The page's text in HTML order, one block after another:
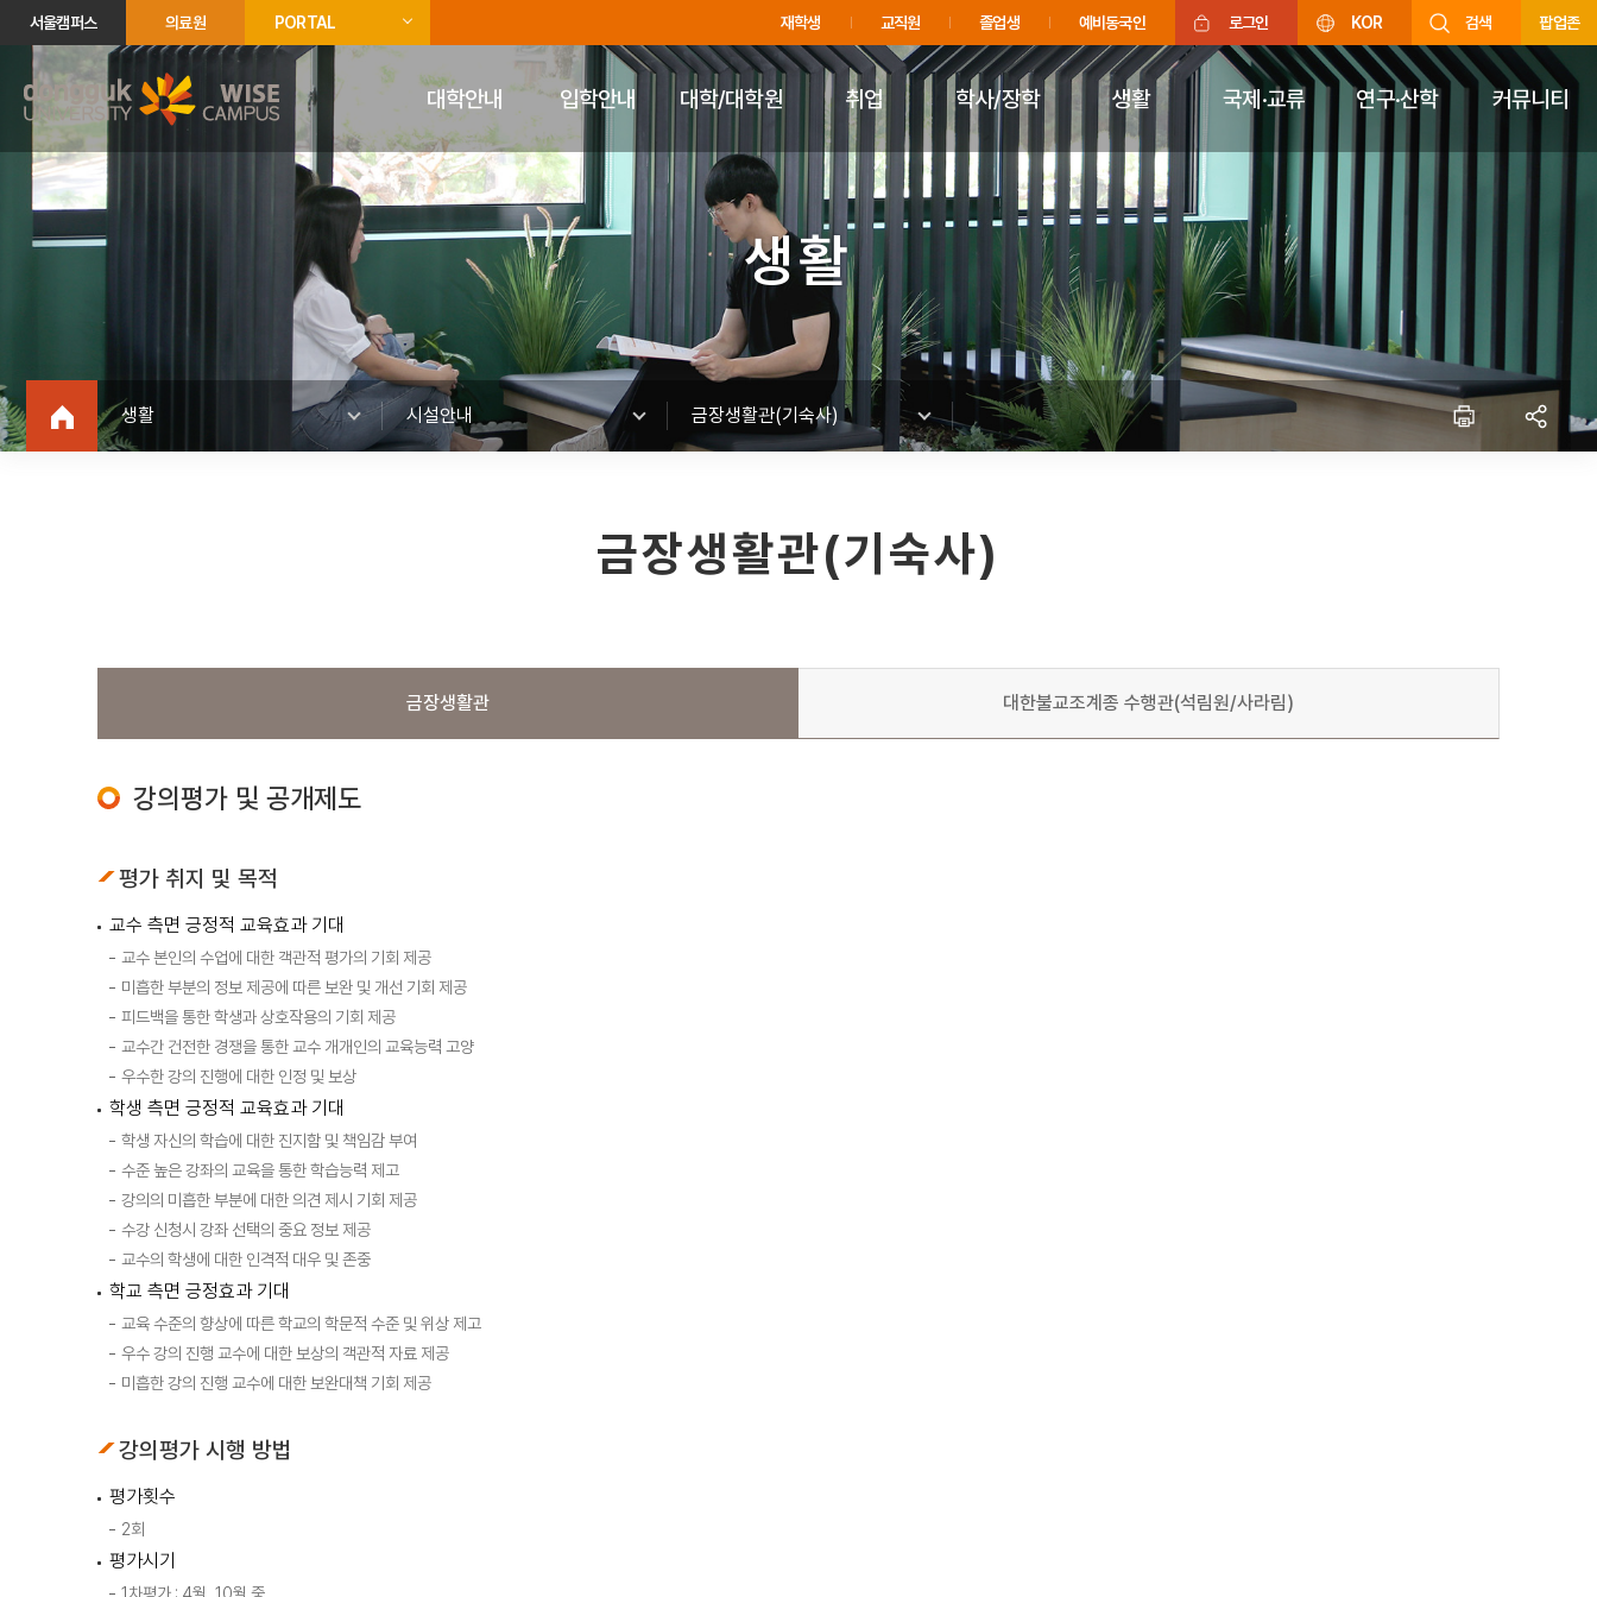
주메뉴 바로가기
푸터 바로가기
서울캠퍼스 의료원 PORTAL 재학생 교직원 졸업생 예비동국인 로그인 KOR 검색 팝업존
대학안내 입학안내 대학/대학원 취업 학사/장학 생활 국제·교류 연구·산학 커뮤니티
생활
생활 시설안내 금장생활관(기숙사)
금장생활관(기숙사)
금장생활관 대한불교조계종 수행관(석림원/사라림)
강의평가 및 공개제도
평가 취지 및 목적
교수 측면 긍정적 교육효과 기대
교수 본인의 수업에 대한 객관적 평가의 기회 제공
미흡한 부분의 정보 제공에 따른 보완 및 개선 기회 제공
피드백을 통한 학생과 상호작용의 기회 제공
교수간 건전한 경쟁을 통한 교수 개개인의 교육능력 고양
우수한 강의 진행에 대한 인정 및 보상
학생 측면 긍정적 교육효과 기대
학생 자신의 학습에 대한 진지함 및 책임감 부여
수준 높은 강좌의 교육을 통한 학습능력 제고
강의의 미흡한 부분에 대한 의견 제시 기회 제공
수강 신청시 강좌 선택의 중요 정보 제공
교수의 학생에 대한 인격적 대우 및 존중
학교 측면 긍정효과 기대
교육 수준의 향상에 따른 학교의 학문적 수준 및 위상 제고
우수 강의 진행 교수에 대한 보상의 객관적 자료 제공
미흡한 강의 진행 교수에 대한 보완대책 기회 제공
강의평가 시행 방법
평가횟수
2회
평가시기
1차평가 : 4월, 10월 중